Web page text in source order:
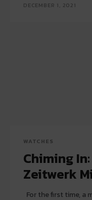
DECEMBER 1, 2021
WATCHES
Chiming
Zeitwerk